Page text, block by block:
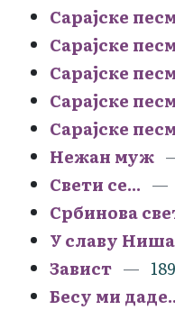
Сарајске
Сарајске
Сарајске
Сарајске
Сарајске
Нежан муж
Свети се...
Србинова
У славу Ниша
Завист
Бесу ми